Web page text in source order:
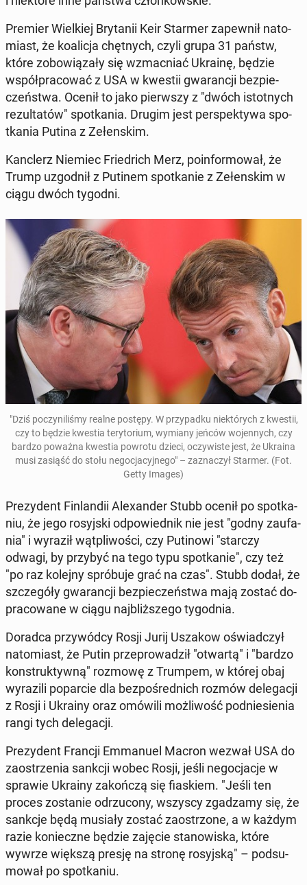
Premier Wiel­kiej Bry­ta­nii Keir Starmer za­pew­nił na­to­
miast, że ko­ali­cja chęt­nych, czyli grupa 31 państw,
które zo­bo­wią­za­ły się wzmac­niać Ukrainę, będzie
współ­pra­co­wać z USA w kwestii gwa­ran­cji bez­pie­
czeń­stwa. Ocenił to jako pierw­szy z "dwóch istot­nych
re­zul­ta­tów" spo­tka­nia. Drugim jest per­spek­ty­wa spo­
tka­nia Putina z Ze­łen­skim.
Kanc­lerz Niemiec Frie­drich Merz, po­in­for­mo­wał, że
Trump uzgod­nił z Putinem spo­tka­nie z Ze­łen­skim w
ciągu dwóch tygodni.
"Dziś po­czy­ni­li­śmy realne postępy. W przy­pad­ku nie­któ­rych z kwestii,
czy to będzie kwestia te­ry­to­rium, wymiany jeńców wo­jen­nych, czy
bardzo poważna kwestia powrotu dzieci, oczy­wi­ste jest, że Ukraina
musi zasiąść do stołu ne­go­cja­cyj­ne­go" – za­zna­czył Starmer. (Fot.
Getty Images)
Pre­zy­dent Fin­lan­dii Ale­xan­der Stubb ocenił po spo­tka­
niu, że jego ro­syj­ski od­po­wied­nik nie jest "godny za­ufa­
nia" i wyraził wąt­pli­wo­ści, czy Pu­ti­no­wi "starczy
odwagi, by przybyć na tego typu spo­tka­nie", czy też
"po raz kolejny spró­bu­je grać na czas". Stubb dodał, że
szcze­gó­ły gwa­ran­cji bez­pie­czeń­stwa mają zostać do­
pra­co­wa­ne w ciągu naj­bliż­sze­go ty­go­dnia.
Doradca przy­wód­cy Rosji Jurij Uszakow oświad­czył
na­to­miast, że Putin prze­pro­wa­dził "otwartą" i "bardzo
kon­struk­tyw­ną" rozmowę z Trumpem, w której obaj
wy­ra­zi­li po­par­cie dla bez­po­śred­nich rozmów de­le­ga­cji
z Rosji i Ukrainy oraz omówili moż­li­wość pod­nie­sie­nia
rangi tych de­le­ga­cji.
Pre­zy­dent Francji Em­ma­nu­el Macron wezwał USA do
za­ostrze­nia sankcji wobec Rosji, jeśli ne­go­cja­cje w
sprawie Ukrainy za­koń­czą się fia­skiem. "Jeśli ten
proces zo­sta­nie od­rzu­co­ny, wszyscy zga­dza­my się, że
sankcje będą musiały zostać za­ostrzo­ne, a w każdym
razie ko­niecz­ne będzie zajęcie sta­no­wi­ska, które
wywrze większą presję na stronę ro­syj­ską" – pod­su­
mo­wał po spo­tka­niu.